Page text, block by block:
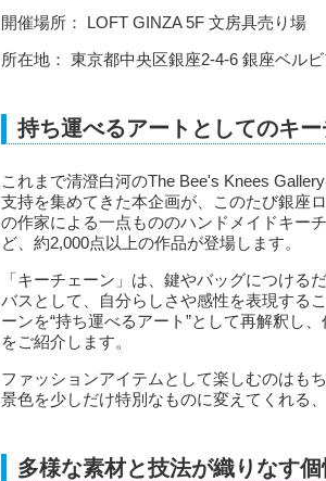
開催場所： LOFT GINZA 5F 文房具売り場
所在地： 東京都中央区銀座2-4-6 銀座ベル
持ち運べるアートとしてのキ
これまで清澄白河のThe Bee's Knees
支持を集めてきた本企画が、このたび銀座
の作家による一点もののハンドメイドキー
ど、約2,000点以上の作品が登場します。
「キーチェーン」は、鍵やバッグにつける
バスとして、自分らしさや感性を表現する
ーンを“持ち運べるアート”として再解釈し
をご紹介します。
ファッションアイテムとして楽しむのはも
景色を少しだけ特別なものに変えてくれる
多様な素材と技法が織りなす